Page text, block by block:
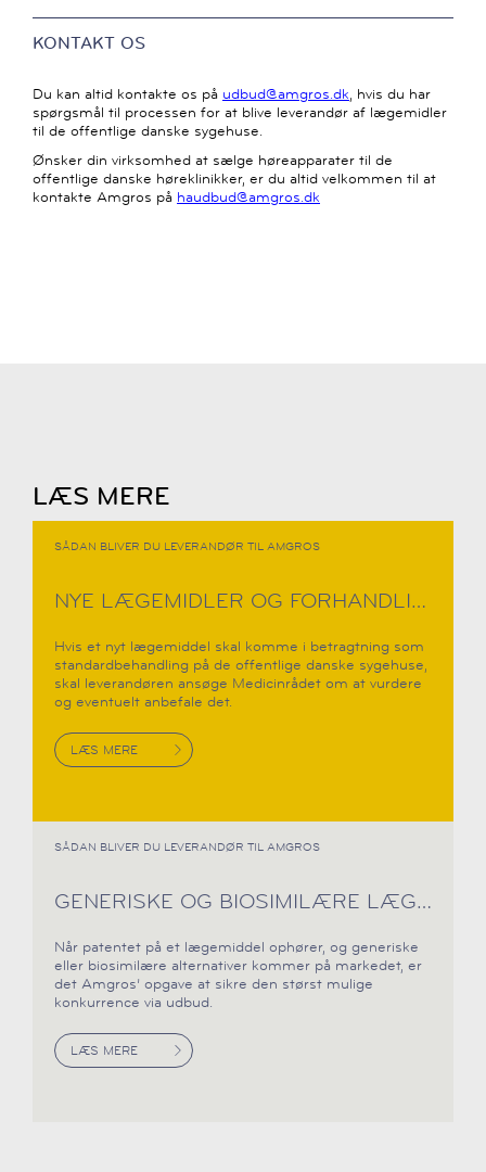
KONTAKT OS
Du kan altid kontakte os på udbud@amgros.dk, hvis du har
spørgsmål til processen for at blive leverandør af lægemidler
til de offentlige danske sygehuse.
Ønsker din virksomhed at sælge høreapparater til de
offentlige danske høreklinikker, er du altid velkommen til at
kontakte Amgros på haudbud@amgros.dk
LÆS MERE
SÅDAN BLIVER DU LEVERANDØR TIL AMGROS
NYE LÆGEMIDLER OG FORHANDLING
Hvis et nyt lægemiddel skal komme i betragtning som
standardbehandling på de offentlige danske sygehuse,
skal leverandøren ansøge Medicinrådet om at vurdere
og eventuelt anbefale det.
LÆS MERE
SÅDAN BLIVER DU LEVERANDØR TIL AMGROS
GENERISKE OG BIOSIMILÆRE LÆGEMIDLER
Når patentet på et lægemiddel ophører, og generiske
eller biosimilære alternativer kommer på markedet, er
det Amgros’ opgave at sikre den størst mulige
konkurrence via udbud.
LÆS MERE